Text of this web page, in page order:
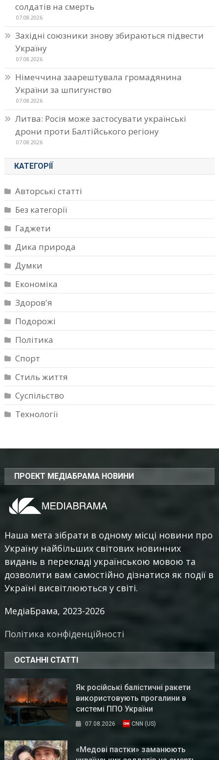
солдатів на смерть
07.08.2026
Західні союзники знову збираються підвести
Україну
07.08.2026
Німеччина заарештувала громадянина
України за шпигунство
07.08.2026
Литва: Росія може застосувати українські
дрони проти Балтійського регіону
07.08.2026
КАТЕГОРІЇ
Авторські статті
Без категорії
Гаджети
Дика природа
Думки
Економіка
Здоров'я
Подорожі
Політика
Спорт
Стиль життя
Суспільство
Технології
ПРОЕКТ МЕДІАБРАМА НОВИНИ
Наша мета зібрати в одному місці новини про
Україну найбільших світових новинних
видань в перекладі українською мовою та
дозволити вам самостійно дізнатися як події в
Україні висвітлюються у світі.
МедіаБрама, 2023-2026
Політика конфіденційності
ОСТАННІ СТАТТІ
Як російські балістичні ракети
використовують прогалини в
системі ППО України
07.08.2026 CNN (US)
«Медові пастки» заманюють